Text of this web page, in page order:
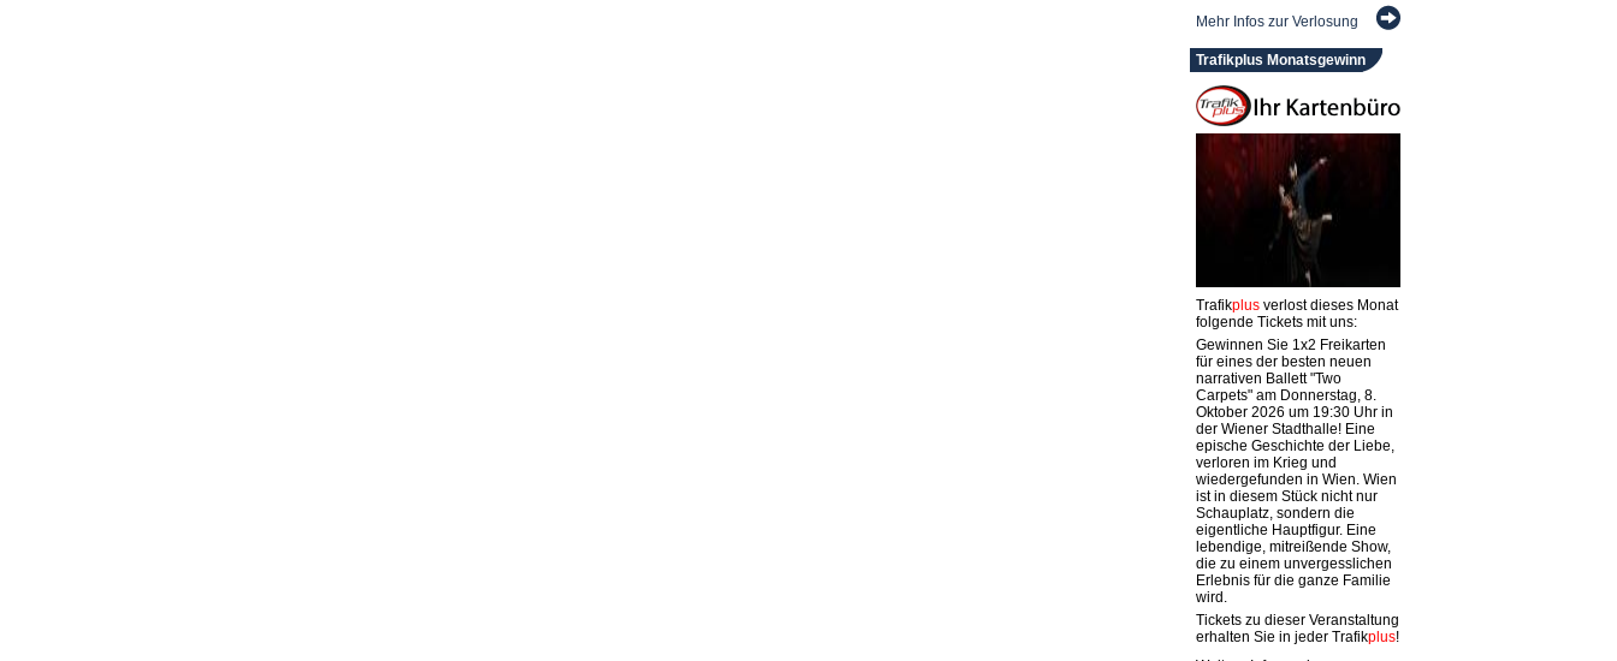
Mehr Infos zur Verlosung
Trafikplus Monatsgewinn
Trafikplusverlost dieses Monat
folgende Tickets mit uns:
Gewinnen Sie 1x2 Freikarten
für eines der besten neuen
narrativen Ballett "Two
Carpets" am Donnerstag, 8.
Oktober 2026 um 19:30 Uhr in
der Wiener Stadthalle! Eine
epische Geschichte der Liebe,
verloren im Krieg und
wiedergefunden in Wien. Wien
ist in diesem Stück nicht nur
Schauplatz, sondern die
eigentliche Hauptfigur. Eine
lebendige, mitreißende Show,
die zu einem unvergesslichen
Erlebnis für die ganze Familie
wird.
Tickets zu dieser Veranstaltung
erhalten Sie in jeder Trafikplus!